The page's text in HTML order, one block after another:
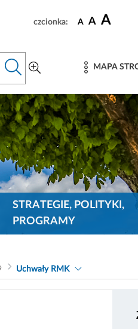
czcionka: A A A
MAPA
STRATEGIE, POLITYKI,
PROGRAMY
Uchwały RMK